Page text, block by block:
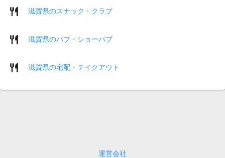
滋賀県のスナック・クラブ
滋賀県のパブ・ショーパブ
滋賀県の宅配・テイクアウト
運営会社